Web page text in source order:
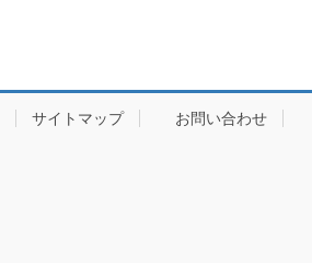
サイトマップ お問い合わせ